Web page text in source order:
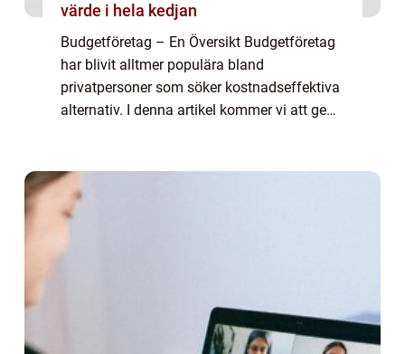
värde i hela kedjan
Budgetföretag – En Översikt Budgetföretag
har blivit alltmer populära bland
privatpersoner som söker kostnadseffektiva
alternativ. I denna artikel kommer vi att ge